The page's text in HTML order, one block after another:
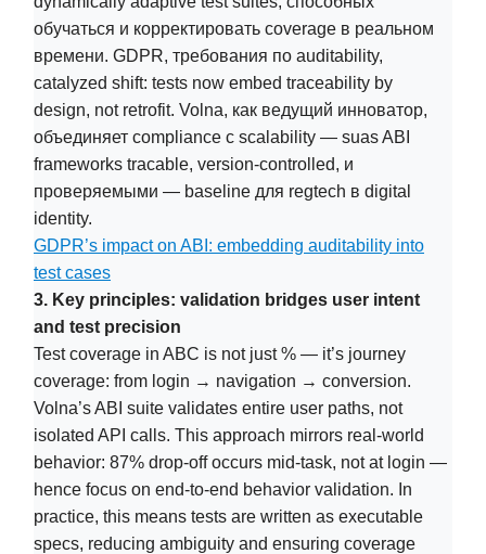
обучаться и корректировать coverage в реальном
времени. GDPR, требования по auditability,
catalyzed shift: tests now embed traceability by
design, not retrofit. Volna, как ведущий инноватор,
объединяет compliance с scalability — suas ABI
frameworks tracable, version-controlled, и
проверяемыми — baseline для regtech в digital
identity.
GDPR’s impact on ABI: embedding auditability into
test cases
3. Key principles: validation bridges user intent
and test precision
Test coverage in ABC is not just % — it’s journey
coverage: from login → navigation → conversion.
Volna’s ABI suite validates entire user paths, not
isolated API calls. This approach mirrors real-world
behavior: 87% drop-off occurs mid-task, not at login —
hence focus on end-to-end behavior validation. In
practice, this means tests are written as executable
specs, reducing ambiguity and ensuring coverage